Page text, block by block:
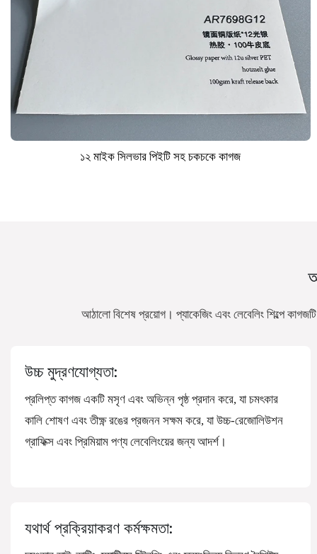
১২ মাইক সিলভার পিইটি সহ চকচকে কাগজ
আঠালো বিশেষ প্রয়োগ। প্যাকেজিং এবং লেবেলিং শিল্পে
উচ্চ মুদ্রণযোগ্যতা:
প্রলিপ্ত কাগজ একটি মসৃণ এবং অভিন্ন পৃষ্ঠ প্রদান করে, যা চমৎকার
কালি শোষণ এবং তীক্ষ্ণ রঙের প্রজনন সক্ষম করে, যা উচ্চ-রেজোলিউশন
গ্রাফিক্স এবং প্রিমিয়াম পণ্য লেবেলিংয়ের জন্য আদর্শ।
যথার্থ প্রক্রিয়াকরণ কর্মক্ষমতা: